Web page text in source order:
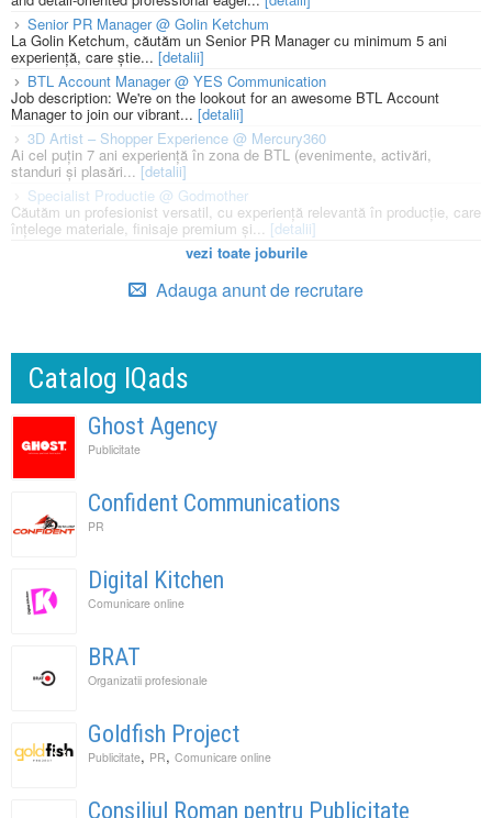
Senior PR Manager @ Golin Ketchum
La Golin Ketchum, căutăm un Senior PR Manager cu minimum 5 ani
experiență, care știe... [detalii]
BTL Account Manager @ YES Communication
Job description: We're on the lookout for an awesome BTL Account
Manager to join our vibrant... [detalii]
3D Artist – Shopper Experience @ Mercury360
Ai cel puțin 7 ani experiență în zona de BTL (evenimente, activări,
standuri și plasări...[detalii]
Specialist Productie @ Godmother
Căutăm un profesionist versatil, cu experiență relevantă în producție, care
înțelege materiale, finisaje premium și... [detalii]
vezi toate joburile
Adauga anunt de recrutare
Catalog IQads
Ghost Agency
Publicitate
Confident Communications
PR
Digital Kitchen
Comunicare online
BRAT
Organizatii profesionale
Goldfish Project
Publicitate, PR, Comunicare online
Consiliul Roman pentru Publicitate